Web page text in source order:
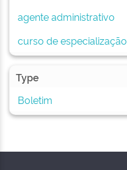
agente administrativo
curso de especialização
Type
Boletim